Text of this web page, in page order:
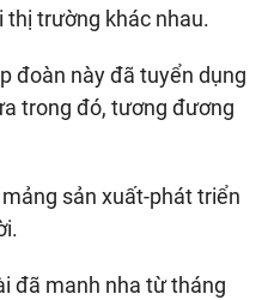
thị trường khác nhau.
đoàn này đã tuyển dụng
trong đó, tương đương
sản xuất-phát triển
đã manh nha từ tháng